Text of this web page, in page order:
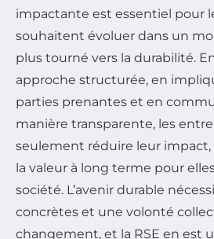
impactante est essentiel pour
souhaitent évoluer dans un
plus tourné vers la durabilité.
approche structurée, en
parties prenantes et en
manière transparente, les
seulement réduire leur impact,
la valeur à long terme pour
société. L’avenir durable
concrètes et une volonté
changement, et la RSE en est